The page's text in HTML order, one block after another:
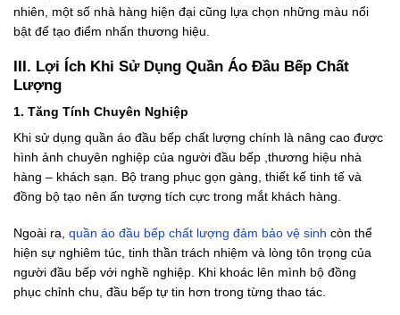
nhiên, một số nhà hàng hiện đại cũng lựa chọn những màu nổi
bật để tạo điểm nhấn thương hiệu.
III. Lợi Ích Khi Sử Dụng Quần Áo Đầu Bếp Chất
Lượng
1. Tăng Tính Chuyên Nghiệp
Khi sử dụng quần áo đầu bếp chất lượng chính là nâng cao được
hình ảnh chuyên nghiệp của người đầu bếp ,thương hiệu nhà
hàng – khách sạn. Bộ trang phục gọn gàng, thiết kế tinh tế và
đồng bộ tạo nên ấn tượng tích cực trong mắt khách hàng.
Ngoài ra, quần áo đầu bếp chất lượng đảm bảo vệ sinh còn thể
hiện sự nghiêm túc, tinh thần trách nhiệm và lòng tôn trọng của
người đầu bếp với nghề nghiệp. Khi khoác lên mình bộ đồng
phục chỉnh chu, đầu bếp tự tin hơn trong từng thao tác.